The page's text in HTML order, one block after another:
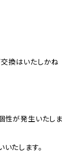
換はいたしかね
性が発生いたしま
たします。